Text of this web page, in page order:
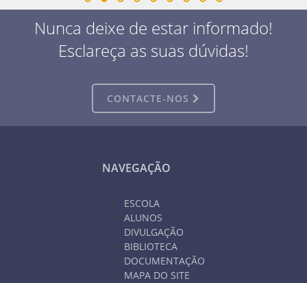
Nunca deixe de estar informado!
Esclareça as suas dúvidas!
CONTACTE-NOS
NAVEGAÇÃO
ESCOLA
ALUNOS
DIVULGAÇÃO
BIBLIOTECA
DOCUMENTAÇÃO
MAPA DO SITE